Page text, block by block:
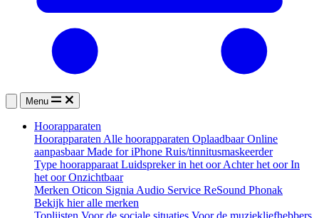
Menu
Hoorapparaten
Hoorapparaten Alle hoorapparaten OplaadbaarOnline
aanpasbaarMade for iPhone Ruis/tinnitusmaskeerder
Type hoorapparaat Luidspreker in het oorAchter het oorIn
het oorOnzichtbaar
Merken Oticon Signia Audio Service ReSound Phonak
Bekijk hier alle merken